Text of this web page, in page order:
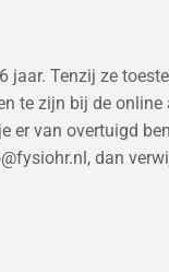
jaar. Tenzij ze
te zijn bij de
er van overtuigd
dan